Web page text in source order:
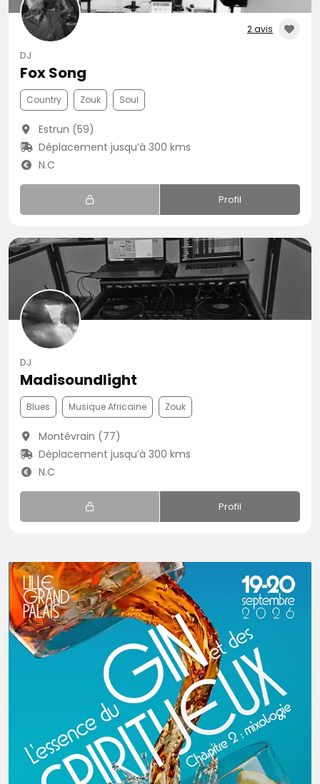
2 avis
DJ
Fox Song
Country Zouk Soul
Estrun (59)
Déplacement jusqu’à 300 kms
N.C
Profil
DJ
Madisoundlight
Blues Musique Africaine Zouk
Montévrain (77)
Déplacement jusqu’à 300 kms
N.C
Profil